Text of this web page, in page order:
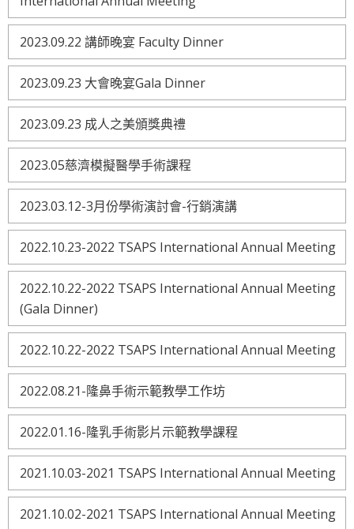
2023.09.22 講師晚宴 Faculty Dinner
2023.09.23 大會晚宴Gala Dinner
2023.09.23 成人之美頒獎典禮
2023.05慈濟模擬醫學手術課程
2023.03.12-3月份學術演討會-行銷演講
2022.10.23-2022 TSAPS International Annual Meeting
2022.10.22-2022 TSAPS International Annual Meeting
(Gala Dinner)
2022.10.22-2022 TSAPS International Annual Meeting
2022.08.21-隆鼻手術示範教學工作坊
2022.01.16-隆乳手術影片示範教學課程
2021.10.03-2021 TSAPS International Annual Meeting
2021.10.02-2021 TSAPS International Annual Meeting